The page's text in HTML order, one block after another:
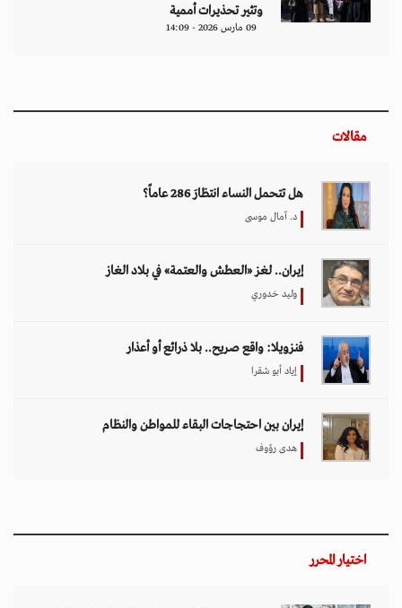
وتثير تحذيرات أممية
09 مارس 2026 - 14:09
مقالات
هل تتحمل النساء انتظارَ 286 عاماً؟
د. آمال موسى
إيران.. لغز «العطش والعتمة» في بلاد الغاز
وليد خدوري
فنزويلا: واقع صريح.. بلا ذرائع أو أعذار
إياد أبو شقرا
إيران بين احتجاجات البقاء للمواطن والنظام
هدى رؤوف
اختيار المحرر